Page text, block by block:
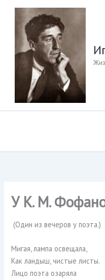
Перейти
содержимому
У К. М.
(Один из вечеров у поэта.)
Мигая, лампа освещала,
Как ландыш, чистые листы.
Лицо поэта озаряла